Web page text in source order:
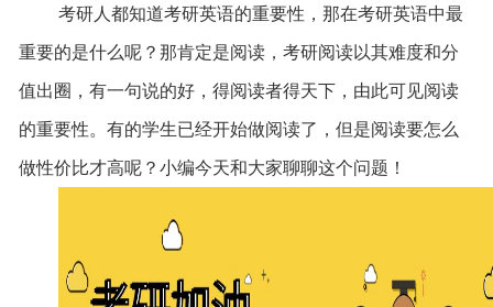
考研人都知道考研英语的重要性，那在考研英语中最
重要的是什么呢？那肯定是阅读，考研阅读以其难度和分
值出圈，有一句说的好，得阅读者得天下，由此可见阅读
的重要性。有的学生已经开始做阅读了，但是阅读要怎么
做性价比才高呢？小编今天和大家聊聊这个问题！